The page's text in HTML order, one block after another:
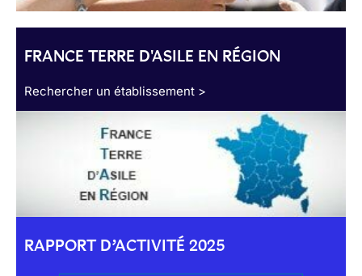
FRANCE TERRE D'ASILE EN RÉGION
Rechercher un établissement >
RAPPORT D’ACTIVITÉ 2025